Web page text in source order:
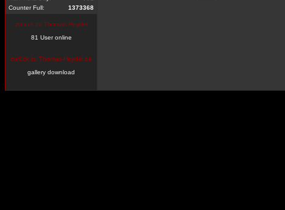
Counter Full:
1373368
zurück zu Thomas Heydel
81 User online
zurück zu Thomas-Heydel.de
gallery download